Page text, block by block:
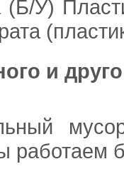
(Б/У)
и
работаем